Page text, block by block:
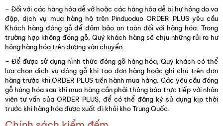
– Đối với các hàng hóa dễ vỡ hoặc các hàng hóa dễ bị hư hỏng do va
đập, dịch vụ mua hàng hộ trên Pinduoduo ORDER PLUS yêu cầu
Khách hàng đóng gỗ để đảm bảo an toàn đối với hàng hóa. Trong
trường hợp không đóng gỗ, Quý khách hàng sẽ chịu những rủi ro hư
hỏng hàng hóa trên đường vận chuyển.
– Để được sử dụng hình thức đóng gỗ hàng hóa, Quý khách có thể
lựa chọn dịch vụ đóng gỗ khi tạo đơn hàng hoặc ghi chú trên đơn
hàng trước khi ORDER PLUS tiến hành mua hàng. Các yêu cầu đóng
gỗ hàng hóa sau khi mua hàng cần phải thông báo trực tiếp với nhân
viên tư vấn của ORDER PLUS, để có thể đăng ký sử dụng kịp thời
trước khi hàng hóa được xuất đi khỏi kho Trung Quốc.